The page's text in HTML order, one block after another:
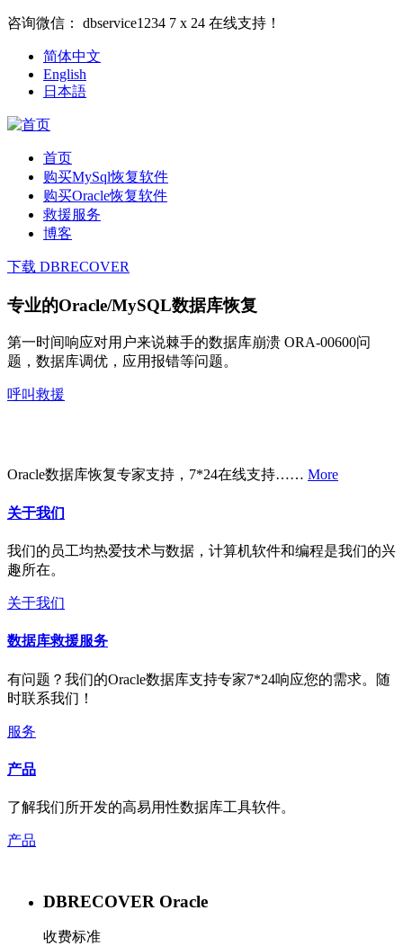
咨询微信： dbservice1234 7 x 24 在线支持！
简体中文
English
日本語
首页
购买MySql恢复软件
购买Oracle恢复软件
救援服务
博客
下载 DBRECOVER
专业的Oracle/MySQL数据库恢复
第一时间响应对用户来说棘手的数据库崩溃 ORA-00600问
题，数据库调优，应用报错等问题。
呼叫救援
Oracle数据库恢复专家支持，7*24在线支持…… More
关于我们
我们的员工均热爱技术与数据，计算机软件和编程是我们的兴
趣所在。
关于我们
数据库救援服务
有问题？我们的Oracle数据库支持专家7*24响应您的需求。随
时联系我们！
服务
产品
了解我们所开发的高易用性数据库工具软件。
产品
DBRECOVER Oracle
收费标准